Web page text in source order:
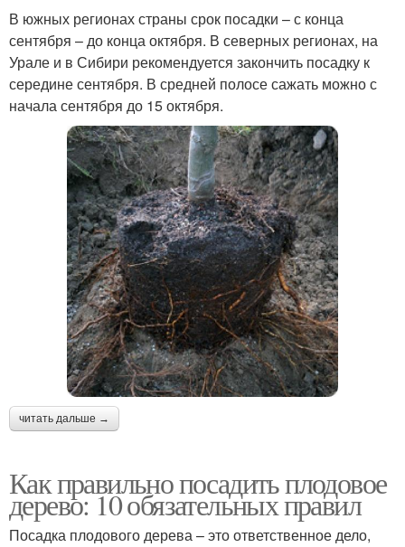
В южных регионах страны срок посадки – с конца
сентября – до конца октября. В северных регионах, на
Урале и в Сибири рекомендуется закончить посадку к
середине сентября. В средней полосе сажать можно с
начала сентября до 15 октября.
читать дальше →
Как правильно посадить плодовое
дерево: 10 обязательных правил
Посадка плодового дерева – это ответственное дело,